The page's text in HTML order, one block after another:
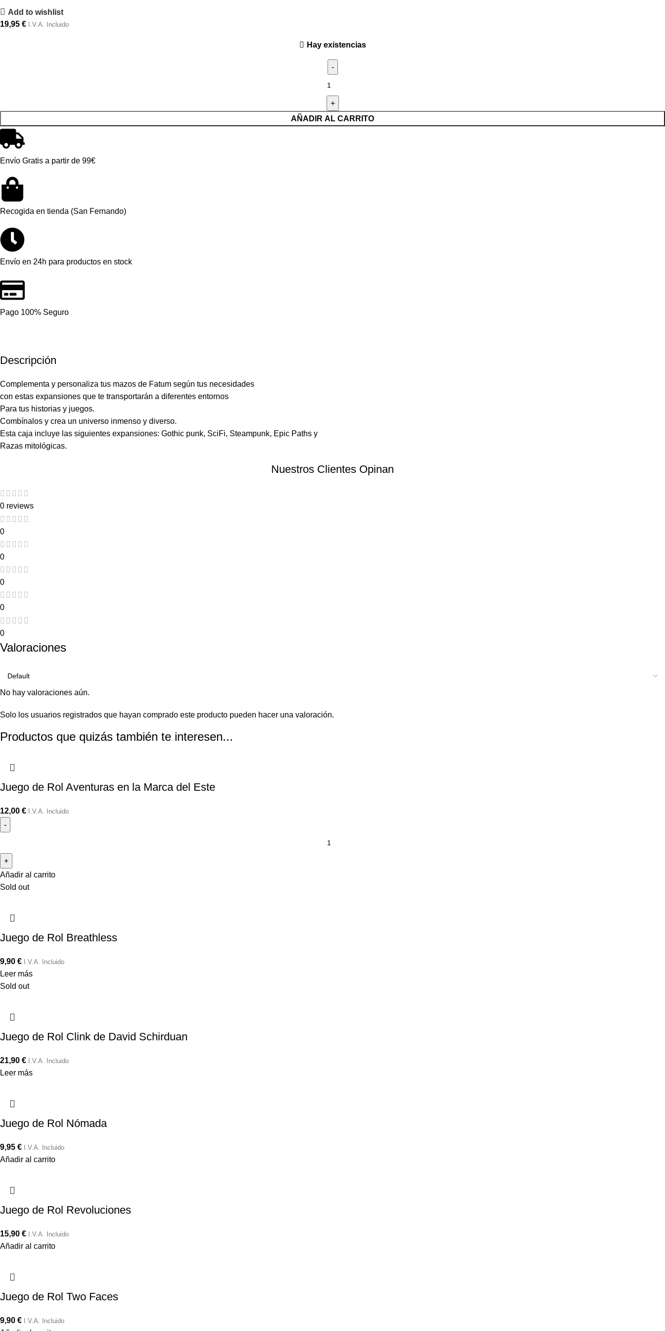
Add to wishlist
19,95 € I.V.A. Incluido
Hay existencias
AÑADIR AL CARRITO
Envío Gratis a partir de 99€
Recogida en tienda (San Fernando)
Envío en 24h para productos en stock
Pago 100% Seguro
Descripción
Complementa y personaliza tus mazos de Fatum según tus necesidades
con estas expansiones que te transportarán a diferentes entornos
Para tus historias y juegos.
Combínalos y crea un universo inmenso y diverso.
Esta caja incluye las siguientes expansiones: Gothic punk, SciFi, Steampunk, Epic Paths y
Razas mitológicas.
Nuestros Clientes Opinan
0 reviews
0
0
0
0
0
Valoraciones
No hay valoraciones aún.
Solo los usuarios registrados que hayan comprado este producto pueden hacer una valoración.
Productos que quizás también te interesen...
Juego de Rol Aventuras en la Marca del Este
12,00 € I.V.A. Incluido
Añadir al carrito
Sold out
Juego de Rol Breathless
9,90 € I.V.A. Incluido
Leer más
Sold out
Juego de Rol Clink de David Schirduan
21,90 € I.V.A. Incluido
Leer más
Juego de Rol Nómada
9,95 € I.V.A. Incluido
Añadir al carrito
Juego de Rol Revoluciones
15,90 € I.V.A. Incluido
Añadir al carrito
Juego de Rol Two Faces
9,90 € I.V.A. Incluido